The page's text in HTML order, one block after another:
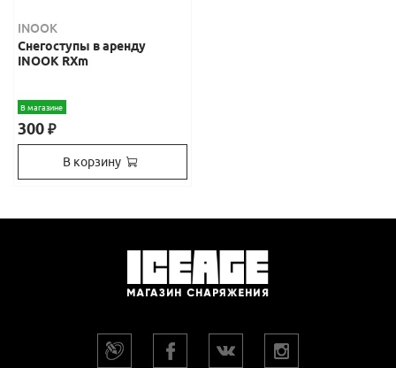
INOOK
Снегоступы в аренду
INOOK RXm
В магазине
300₽
В корзину